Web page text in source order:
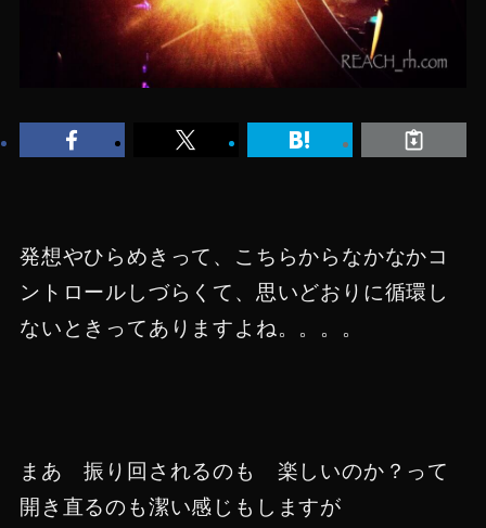
発想やひらめきって、こちらからなかなかコ
ントロールしづらくて、思いどおりに循環し
ないときってありますよね。。。。
まあ 振り回されるのも 楽しいのか？って
開き直るのも潔い感じもしますが